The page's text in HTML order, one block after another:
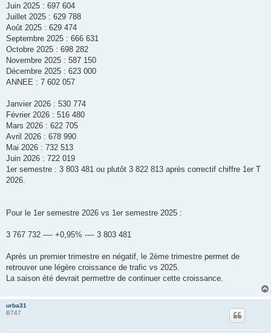
Juin 2025 : 697 604
Juillet 2025 : 629 788
Août 2025 : 629 474
Septembre 2025 : 666 631
Octobre 2025 : 698 282
Novembre 2025 : 587 150
Décembre 2025 : 623 000
ANNEE : 7 602 057
Janvier 2026 : 530 774
Février 2026 : 516 480
Mars 2026 : 622 705
Avril 2026 : 678 990
Mai 2026 : 732 513
Juin 2026 : 722 019
1er semestre : 3 803 481 ou plutôt 3 822 813 après correctif chiffre 1er T
2026.
Pour le 1er semestre 2026 vs 1er semestre 2025 :
3 767 732 ---- +0,95% ---- 3 803 481
Après un premier trimestre en négatif, le 2ème trimestre permet de
retrouver une légère croissance de trafic vs 2025.
La saison été devrait permettre de continuer cette croissance.
urba31
B747